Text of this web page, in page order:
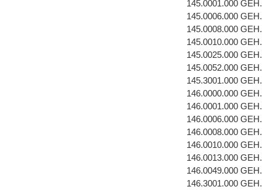
145.0001.000
145.0006.000
145.0008.000
145.0010.000
145.0025.000
145.0052.000
145.3001.000
146.0000.000
146.0001.000
146.0006.000
146.0008.000
146.0010.000
146.0013.000
146.0049.000
146.3001.000